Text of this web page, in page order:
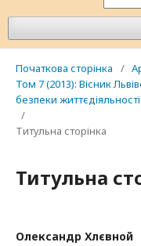
Початкова сторінка /
Том 7 (2013): Вісник
безпеки життєдіяльності
/
Титульна сторінка
Титульна
Олександр Хлєвной